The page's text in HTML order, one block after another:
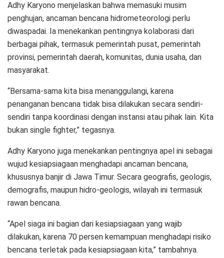
Adhy Karyono menjelaskan bahwa memasuki musim
penghujan, ancaman bencana hidrometeorologi perlu
diwaspadai. Ia menekankan pentingnya kolaborasi dari
berbagai pihak, termasuk pemerintah pusat, pemerintah
provinsi, pemerintah daerah, komunitas, dunia usaha, dan
masyarakat.
“Bersama-sama kita bisa menanggulangi, karena
penanganan bencana tidak bisa dilakukan secara sendiri-
sendiri tanpa koordinasi dengan instansi atau pihak lain. Kita
bukan single fighter,” tegasnya.
Adhy Karyono juga menekankan pentingnya apel ini sebagai
wujud kesiapsiagaan menghadapi ancaman bencana,
khususnya banjir di Jawa Timur. Secara geografis, geologis,
demografis, maupun hidro-geologis, wilayah ini termasuk
rawan bencana.
“Apel siaga ini bagian dari kesiapsiagaan yang wajib
dilakukan, karena 70 persen kemampuan menghadapi risiko
bencana terletak pada kesiapsiagaan kita,” tambahnya.